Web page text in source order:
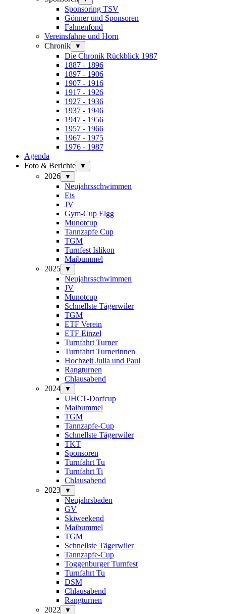
Sponsoring TSV
Gönner und Sponsoren
Fahnenfond
Vereinsfahne und Horn
Chronik
▼
Die Chronik Rückblick 1987
1887 - 1896
1897 - 1906
1907 - 1916
1917 - 1926
1927 - 1936
1937 - 1946
1947 - 1956
1957 - 1966
1967 - 1975
1976 - 1987
Agenda
Foto & Berichte
▼
2026 ▼
Neujahrsschwimmen
Eis
JV
Gym-Cup Elgg
Munotcup
Tannzapfe Cup
TGM
Turnfest Islikon
Maibummel
2025
▼
Neujahrsschwimmen
JV
Munotcup
Schnellste Tägerwiler
TGM
ETF Verein
ETF Einzel
Turnfahrt Turner
Turnfahrt Turnerinnen
Hochzeit Julia und Paul
Rangturnen
Chlausabend
2024
▼
UHCT-Dorfcup
Maibummel
TGM
Tannzapfe-Cup
Schnellste Tägerwiler
TKT
Sponsoren
Turnfahrt Tu
Turnfahrt Ti
Chlausabend
2023
▼
Neujahrsbaden
GV
Skiweekend
Maibummel
TGM
Schnellste Tägerwiler
Tannzapfe-Cup
Toggenburger Turnfest
Turnfahrt Tu
DSM
Chlausabend
Rangturnen
2022
▼